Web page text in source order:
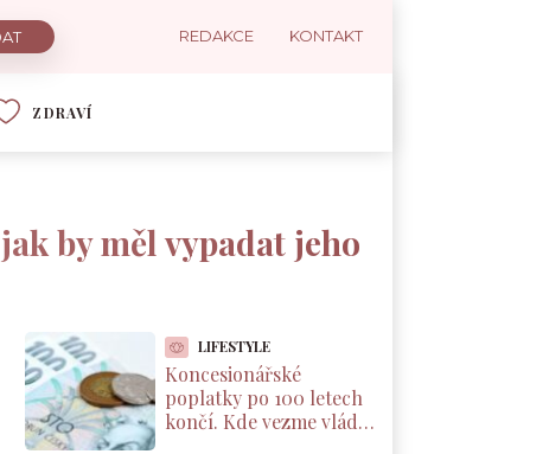
REDAKCE KONTAKT
ZDRAVÍ
by měl vypadat jeho
LIFESTYLE
Koncesionářské
poplatky po 100 letech
končí. Kde vezme vláda